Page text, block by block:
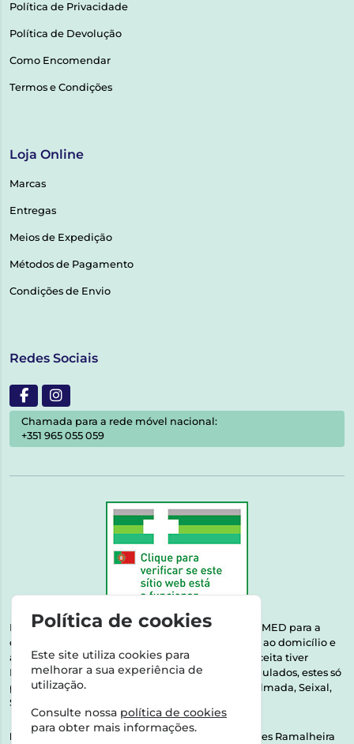
Política de Privacidade
Política de Devolução
Como Encomendar
Termos e Condições
Loja Online
Marcas
Entregas
Meios de Expedição
Métodos de Pagamento
Condições de Envio
Redes Sociais
Chamada para a rede móvel nacional:
+351 965 055 059
Esta farmácia encontra-se autorizada pelo INFARMED para a
dispensa de medicamentos e produtos de saúde ao domicílio e
através da internet. Medicamentos | Se na sua receita tiver
MSRM, MNSRM, MSRMV ou Medicamentos Manipulados, estes só
podem ser entregues nos seguintes concelhos: Almada, Seixal,
Sesimbra, Oeiras e Lisboa.
Direção Técnica: Dra. Raquel Alexandra Fernandes Ramalheira
Política de cookies
Este site utiliza cookies para
melhorar a sua experiência de
utilização.
Consulte nossa política de cookies
para obter mais informações.